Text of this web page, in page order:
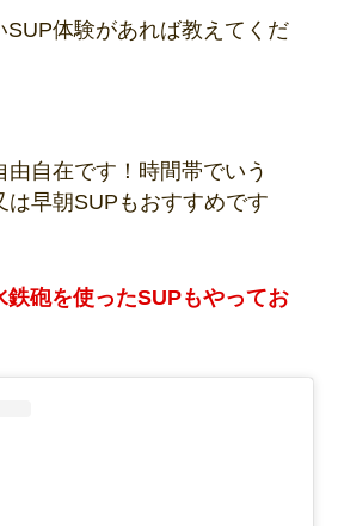
SUP体験があれば教えてくだ
由自在です！時間帯でいう
は早朝SUPもおすすめです
鉄砲を使ったSUPもやってお